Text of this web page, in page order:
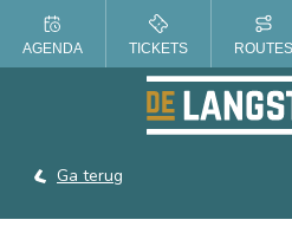
ZOMER IN DE LANGSTRAAT
Ga terug
AGENDA TICKETS ROUTES